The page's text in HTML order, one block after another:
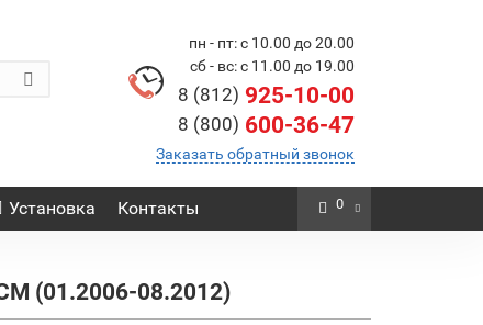
пн - пт: с 10.00 до 20.00
сб - вс: с 11.00 до 19.00
8 (812) 925-10-00
8 (800) 600-36-47
Заказать обратный звонок
Установка Контакты 0
(01.2006-08.2012)